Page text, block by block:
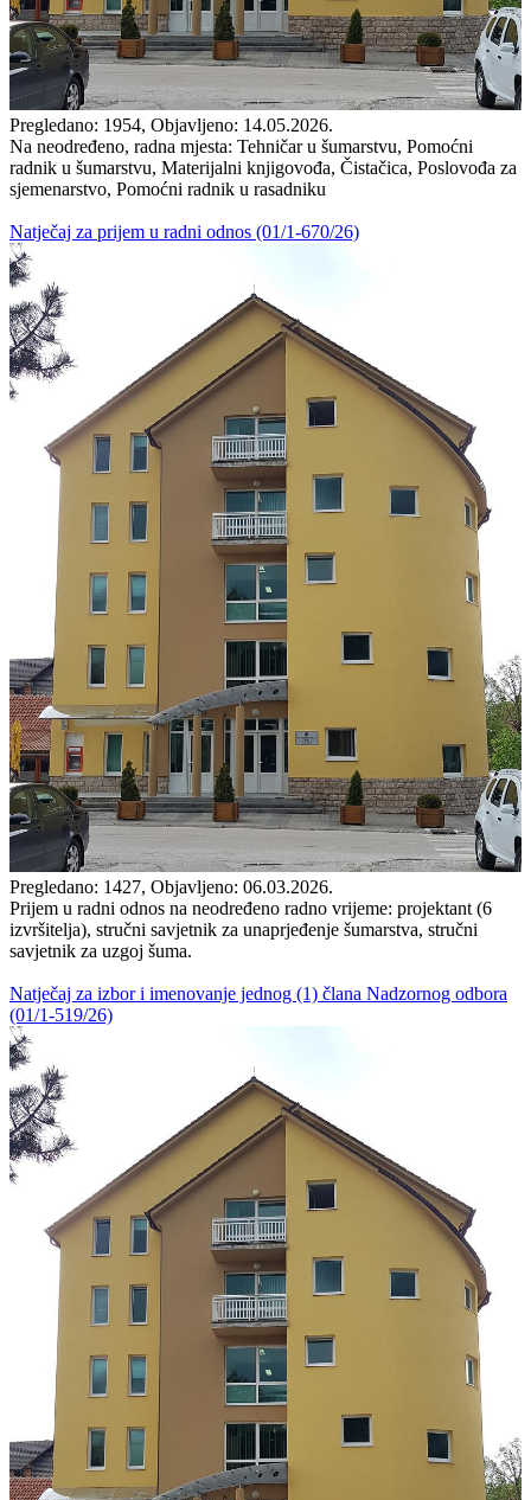
Pregledano: 1954, Objavljeno: 14.05.2026.
Na neodređeno, radna mjesta: Tehničar u šumarstvu, Pomoćni
radnik u šumarstvu, Materijalni knjigovođa, Čistačica, Poslovođa za
sjemenarstvo, Pomoćni radnik u rasadniku
Natječaj za prijem u radni odnos (01/1-670/26)
Pregledano: 1427, Objavljeno: 06.03.2026.
Prijem u radni odnos na neodređeno radno vrijeme: projektant (6
izvršitelja), stručni savjetnik za unaprjeđenje šumarstva, stručni
savjetnik za uzgoj šuma.
Natječaj za izbor i imenovanje jednog (1) člana Nadzornog odbora
(01/1-519/26)